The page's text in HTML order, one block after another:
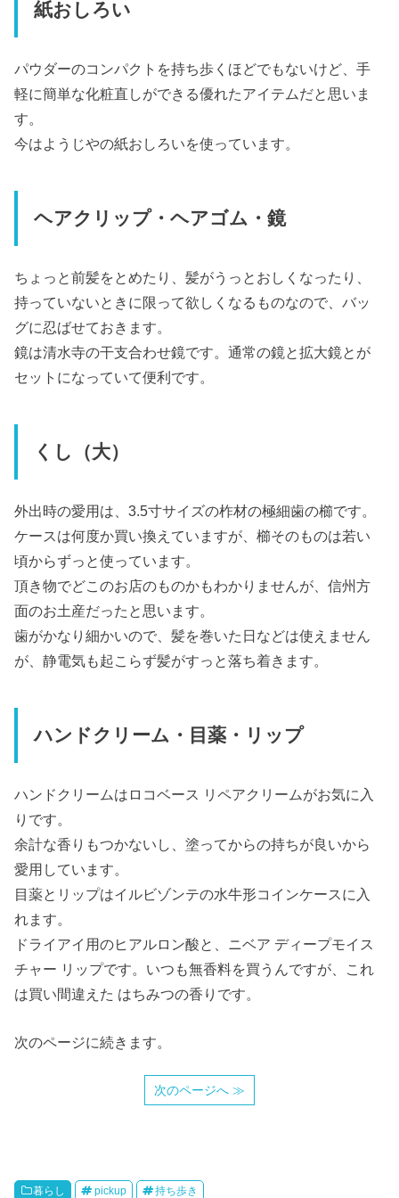
紙おしろい
パウダーのコンパクトを持ち歩くほどでもないけど、手
軽に簡単な化粧直しができる優れたアイテムだと思いま
す。
今はようじやの紙おしろいを使っています。
ヘアクリップ・ヘアゴム・鏡
ちょっと前髪をとめたり、髪がうっとおしくなったり、
持っていないときに限って欲しくなるものなので、バッ
グに忍ばせておきます。
鏡は清水寺の干支合わせ鏡です。通常の鏡と拡大鏡とが
セットになっていて便利です。
くし（大）
外出時の愛用は、3.5寸サイズの柞材の極細歯の櫛です。
ケースは何度か買い換えていますが、櫛そのものは若い
頃からずっと使っています。
頂き物でどこのお店のものかもわかりませんが、信州方
面のお土産だったと思います。
歯がかなり細かいので、髪を巻いた日などは使えません
が、静電気も起こらず髪がすっと落ち着きます。
ハンドクリーム・目薬・リップ
ハンドクリームはロコベース リペアクリームがお気に入
りです。
余計な香りもつかないし、塗ってからの持ちが良いから
愛用しています。
目薬とリップはイルビゾンテの水牛形コインケースに入
れます。
ドライアイ用のヒアルロン酸と、ニベア ディープモイス
チャー リップです。いつも無香料を買うんですが、これ
は買い間違えた はちみつの香りです。
次のページに続きます。
次のページへ ≫
暮らし pickup 持ち歩き